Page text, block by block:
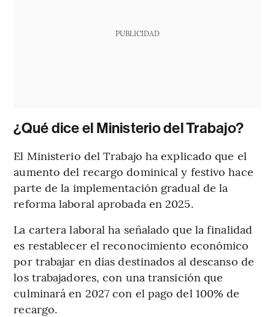
PUBLICIDAD
¿Qué dice el Ministerio del Trabajo?
El Ministerio del Trabajo ha explicado que el
aumento del recargo dominical y festivo hace
parte de la implementación gradual de la
reforma laboral aprobada en 2025.
La cartera laboral ha señalado que la finalidad
es restablecer el reconocimiento económico
por trabajar en días destinados al descanso de
los trabajadores, con una transición que
culminará en 2027 con el pago del 100% de
recargo.